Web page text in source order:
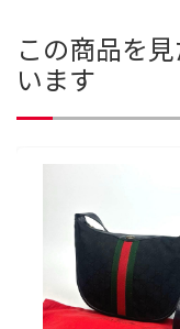
この商品を
います